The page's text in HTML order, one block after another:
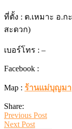
ที่ตั้ง : ต.เหมาะ อ.ก
สะดวก)
เบอร์โทร : –
Facebook :
Map : ร้านแม่บุญมา
Share:
Previous Post
Next Post